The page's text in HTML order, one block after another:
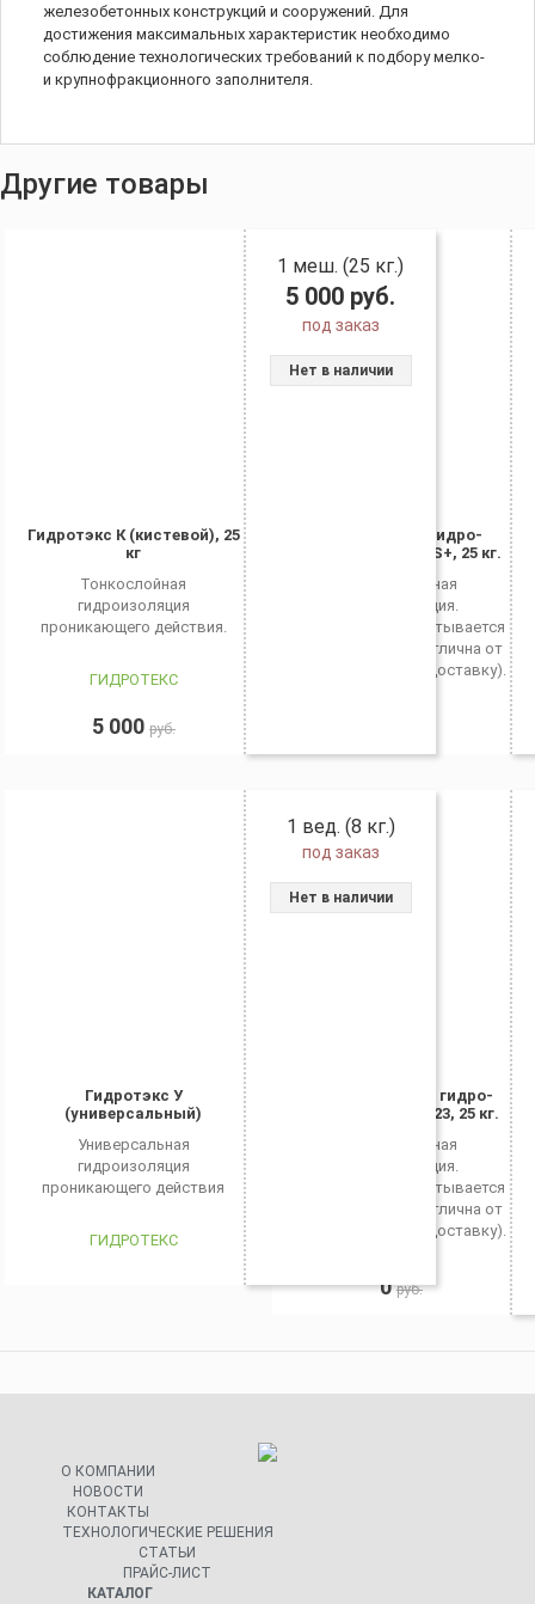
железобетонных конструкций и сооружений. Для
достижения максимальных характеристик необходимо
соблюдение технологических требований к подбору мелко-
и крупнофракционного заполнителя.
Другие товары
Гидротэкс К (кистевой), 25
кг
Тонкослойная
гидроизоляция
проникающего действия.
ГИДРОТЕКС
5 000 руб.
1 меш. (25 кг.)
5 000 руб.
под заказ
Нет в наличии
Штукатурная гидро-
изоляция Гидро S+, 25 кг.
Универсальная
гидроизоляция.
* Доставка рассчитывается
индивидуально (отлична от
общего прайса на доставку).
Гидротэкс У
(универсальный)
Универсальная
гидроизоляция
проникающего действия
ГИДРОТЕКС
1 вед. (8 кг.)
под заказ
Нет в наличии
Высокопрочная гидро-
изоляция Гидро 23, 25 кг.
Универсальная
гидроизоляция.
* Доставка рассчитывается
индивидуально (отлична от
общего прайса на доставку).
0руб.
О КОМПАНИИ
НОВОСТИ
КОНТАКТЫ
ТЕХНОЛОГИЧЕСКИЕ РЕШЕНИЯ
СТАТЬИ
ПРАЙС-ЛИСТ
КАТАЛОГ